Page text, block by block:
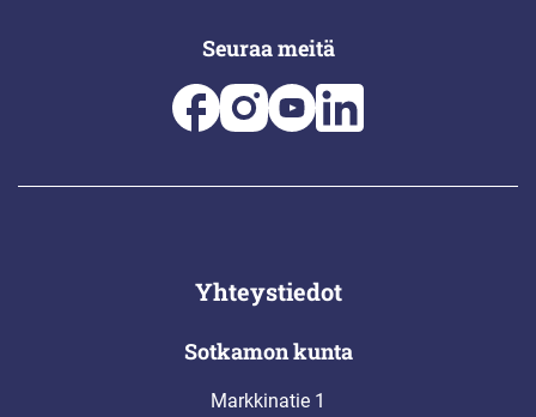
Seuraa meitä
Yhteystiedot
Sotkamon kunta
Markkinatie 1